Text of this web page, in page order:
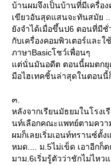
บ้านผมจึงเป็นบ้านที่มีเครื่อ
เขียวอันสุดแสนจะทันสมัย ....
งจำได้เมื่อขึ้นป6 ตอนที่มีชั่
กับเครื่องคอมพิวเตอร์และ
ภาษาBasicโชว์เพื่อนๆ
ต่นั่นมันอดีต ตอนนี้ผมตกยุค
มือไฮเทคชิ้นล่าสุดในตอนนี้
๓.
หลังจากเรียนมัธยมในโรง
นท์เลือกคณะแพทย์ตามควา
ผมก็เลยเริ่มเอนท์ทรานซ์ตั้
หมด.... ม.5ไม่เข็ด เอาอีกก็
มาม.6เริ่มรู้ตัวว่าชักไม่ไหว